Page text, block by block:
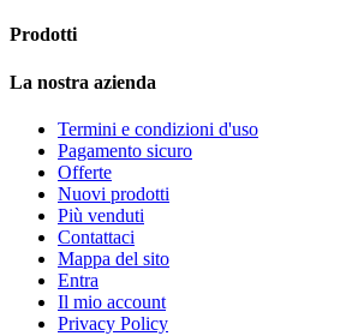
Prodotti
La nostra azienda
Termini e condizioni d'uso
Pagamento sicuro
Offerte
Nuovi prodotti
Più venduti
Contattaci
Mappa del sito
Entra
Il mio account
Privacy Policy